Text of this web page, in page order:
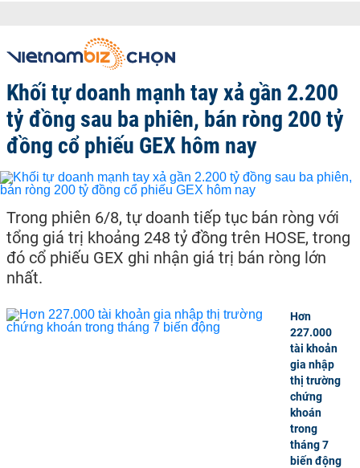
Khối tự doanh mạnh tay xả gần 2.200
tỷ đồng sau ba phiên, bán ròng 200 tỷ
đồng cổ phiếu GEX hôm nay
Trong phiên 6/8, tự doanh tiếp tục bán ròng với
tổng giá trị khoảng 248 tỷ đồng trên HOSE, trong
đó cổ phiếu GEX ghi nhận giá trị bán ròng lớn
nhất.
Hơn
227.000
tài khoản
gia nhập
thị trường
chứng
khoán
trong
tháng 7
biến động